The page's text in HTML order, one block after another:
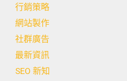
行銷策略
網站製作
社群廣告
最新資訊
SEO 新知